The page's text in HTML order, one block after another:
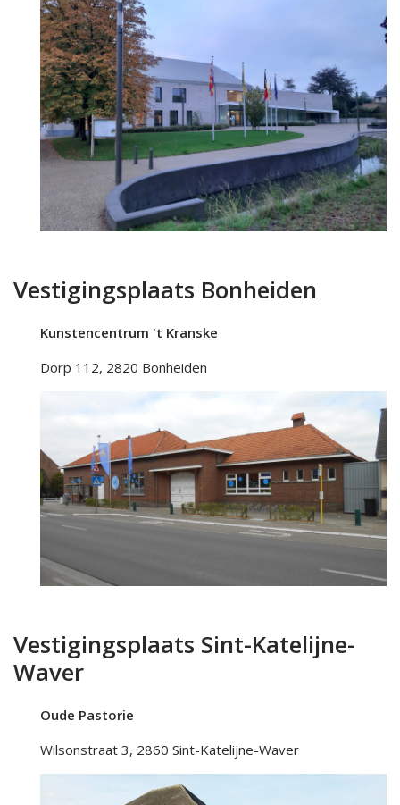
Vestigingsplaats Bonheiden
Kunstencentrum 't Kranske
Dorp 112, 2820 Bonheiden
Vestigingsplaats Sint-Katelijne-
Waver
Oude Pastorie
Wilsonstraat 3, 2860 Sint-Katelijne-Waver